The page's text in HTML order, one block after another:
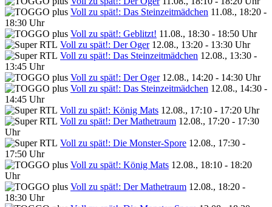
Voll zu spät!: Das Steinzeitmädchen 11.08., 18:20 -
18:30 Uhr
Voll zu spät!: Geblitzt! 11.08., 18:30 - 18:50 Uhr
Voll zu spät!: Der Oger 12.08., 13:20 - 13:30 Uhr
Voll zu spät!: Das Steinzeitmädchen 12.08., 13:30 -
13:45 Uhr
Voll zu spät!: Der Oger 12.08., 14:20 - 14:30 Uhr
Voll zu spät!: Das Steinzeitmädchen 12.08., 14:30 -
14:45 Uhr
Voll zu spät!: König Mats 12.08., 17:10 - 17:20 Uhr
Voll zu spät!: Der Mathetraum 12.08., 17:20 - 17:30
Uhr
Voll zu spät!: Die Monster-Spore 12.08., 17:30 -
17:50 Uhr
Voll zu spät!: König Mats 12.08., 18:10 - 18:20
Uhr
Voll zu spät!: Der Mathetraum 12.08., 18:20 -
18:30 Uhr